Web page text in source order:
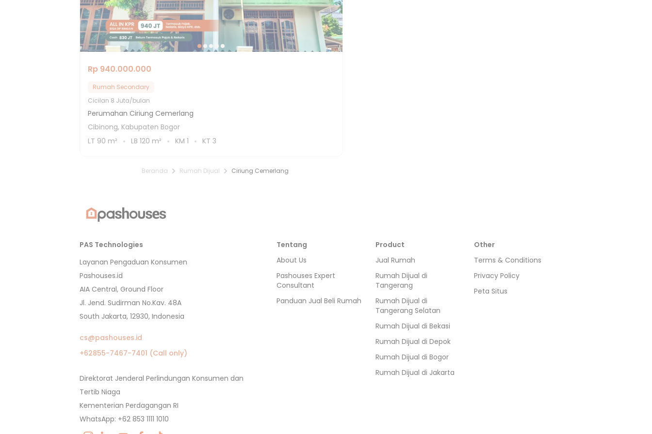
Rp 940.000.000
Rumah Secondary
Cicilan 8 Juta/bulan
Perumahan Ciriung Cemerlang
Cibinong, Kabupaten Bogor
LT 90 m² LB 120 m² KM 1 KT 3
Beranda Rumah Dijual Ciriung Cemerlang
PAS Technologies
Layanan Pengaduan Konsumen
Pashouses.id
AIA Central, Ground Floor
Jl. Jend. Sudirman No.Kav. 48A
South Jakarta, 12930, Indonesia
cs@pashouses.id
+62855-7467-7401 (Call only)
Direktorat Jenderal Perlindungan Konsumen dan
Tertib Niaga
Kementerian Perdagangan RI
WhatsApp: +62 853 1111 1010
Tentang
About Us
Pashouses Expert
Consultant
Panduan Jual Beli Rumah
Product
Jual Rumah
Rumah Dijual di
Tangerang
Rumah Dijual di
Tangerang Selatan
Rumah Dijual di Bekasi
Rumah Dijual di Depok
Rumah Dijual di Bogor
Rumah Dijual di Jakarta
Other
Terms & Conditions
Privacy Policy
Peta Situs